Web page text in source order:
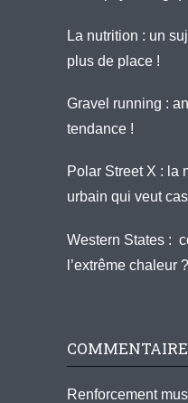
La nutrition : un
plus de place !
Gravel running :
tendance !
Polar Street X : la
urbain qui veut
Western States :
l’extrême chaleur ?
Renforcement